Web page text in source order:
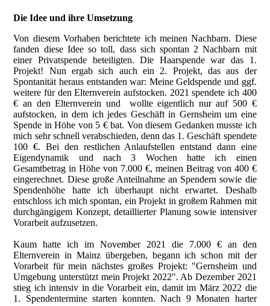
Die Idee und ihre Umsetzung
Von diesem Vorhaben berichtete ich meinen Nachbarn. Diese
fanden diese Idee so toll, dass sich spontan 2 Nachbarn mit
einer Privatspende beteiligten. Die Haarspende war das 1.
Projekt! Nun ergab sich auch ein 2. Projekt, das aus der
Spontanität heraus entstanden war: Meine Geldspende und ggf.
weitere für den Elternverein aufstocken. 2021 spendete ich 400
€ an den Elternverein und wollte eigentlich nur auf 500 €
aufstocken, in dem ich jedes Geschäft in Gernsheim um eine
Spende in Höhe von 5 € bat. Von diesem Gedanken musste ich
mich sehr schnell verabschieden, denn das 1. Geschäft spendete
100 €. Bei den restlichen Anlaufstellen entstand dann eine
Eigendynamik und nach 3 Wochen hatte ich einen
Gesamtbetrag in Höhe von 7.000 €, meinen Beitrag von 400 €
eingerechnet. Diese große Anteilnahme an Spendern sowie die
Spendenhöhe hatte ich überhaupt nicht erwartet. Deshalb
entschloss ich mich spontan, ein Projekt in großem Rahmen mit
durchgängigem Konzept, detaillierter Planung sowie intensiver
Vorarbeit aufzusetzen.
Kaum hatte ich im November 2021 die 7.000 € an den
Elternverein in Mainz übergeben, begann ich schon mit der
Vorarbeit für mein nächstes großes Projekt: "Gernsheim und
Umgebung unterstützt mein Projekt 2022". Ab Dezember 2021
stieg ich intensiv in die Vorarbeit ein, damit im März 2022 die
1. Spendentermine starten konnten. Nach 9 Monaten harter